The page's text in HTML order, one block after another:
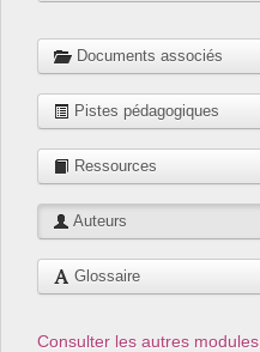
Documents associés
Pistes pédagogiques
Ressources
Auteurs
Glossaire
Consulter les autres modules